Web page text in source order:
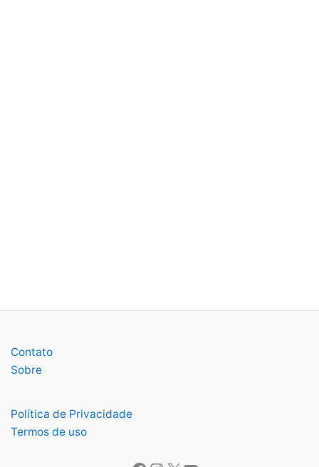
Contato
Sobre
Política de Privacidade
Termos de uso